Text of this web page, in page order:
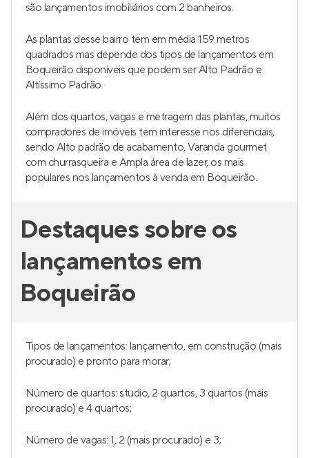
são lançamentos imobiliários com 2 banheiros.
As plantas desse bairro tem em média 159 metros
quadrados mas depende dos tipos de lançamentos em
Boqueirão disponíveis que podem ser Alto Padrão e
Altíssimo Padrão.
Além dos quartos, vagas e metragem das plantas, muitos
compradores de imóveis tem interesse nos diferenciais,
sendo Alto padrão de acabamento, Varanda gourmet
com churrasqueira e Ampla área de lazer, os mais
populares nos lançamentos à venda em Boqueirão.
Destaques sobre os
lançamentos em
Boqueirão
Tipos de lançamentos: lançamento, em construção (mais
procurado) e pronto para morar;
Número de quartos: studio, 2 quartos, 3 quartos (mais
procurado) e 4 quartos;
Número de vagas: 1, 2 (mais procurado) e 3;